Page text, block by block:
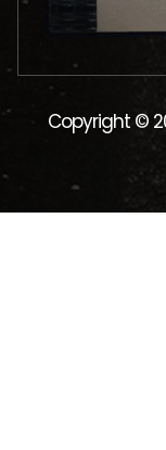
Copyright ©